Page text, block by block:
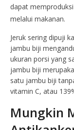
dapat
melalui makanan.
Jeruk sering dipuji
jambu biji
ukuran porsi yang
jambu biji
satu jambu biji
vitamin C, atau
Mungkin